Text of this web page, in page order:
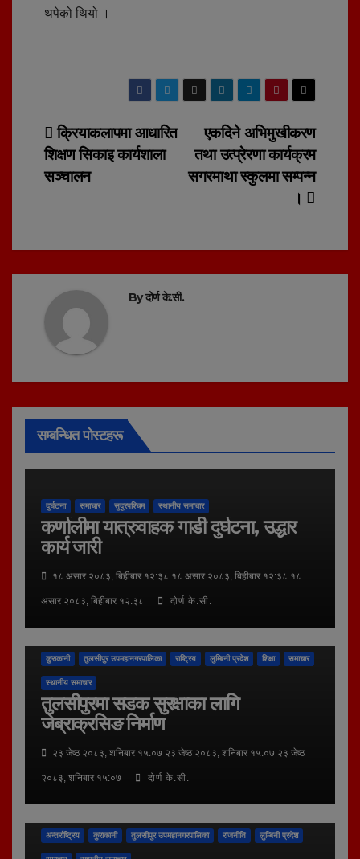
थपेको थियो ।
Post
navigation
एकदिने अभिमुखीकरण
तथा उत्प्रेरणा कार्यक्रम
सगरमाथा स्कुलमा सम्पन्न
।
क्रियाकलापमा आधारित
शिक्षण सिकाइ कार्यशाला
सञ्चालन
Byदोर्ण के.सी.
सम्बन्धित पोस्टहरू
दुर्घटना समाचार सुदूरपश्चिम स्थानीय समाचार
कर्णालीमा यात्रुवाहक गाडी दुर्घटना, उद्धार
कार्य जारी
१८ असार २०८३, बिहीबार १२:३८ १८ असार २०८३, बिहीबार १२:३८ १८
असार २०८३, बिहीबार १२:३८ दोर्ण के.सी.
कुराकानी तुलसीपुर उपमहानगरपालिका राष्ट्रिय लुम्बिनी प्रदेश शिक्षा समाचार
स्थानीय समाचार
तुलसीपुरमा सडक सुरक्षाका लागि
जेब्राक्रसिङ निर्माण
२३ जेष्ठ २०८३, शनिबार १५:०७ २३ जेष्ठ २०८३, शनिबार १५:०७ २३ जेष्ठ
२०८३, शनिबार १५:०७ दोर्ण के.सी.
अन्तर्राष्ट्रिय कुराकानी तुलसीपुर उपमहानगरपालिका राजनीति लुम्बिनी प्रदेश